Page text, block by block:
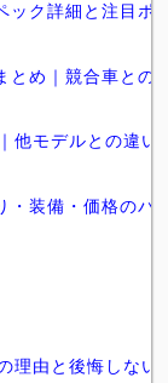
ック詳細と注目ポ
とめ｜競合車との
他モデルとの違い
・装備・価格のバ
理由と後悔しない